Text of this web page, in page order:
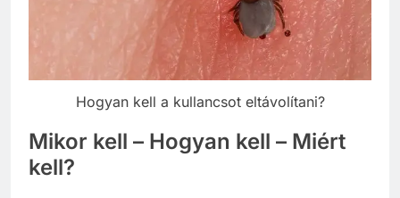
Hogyan kell a kullancsot eltávolítani?
Mikor kell – Hogyan kell – Miért
kell?